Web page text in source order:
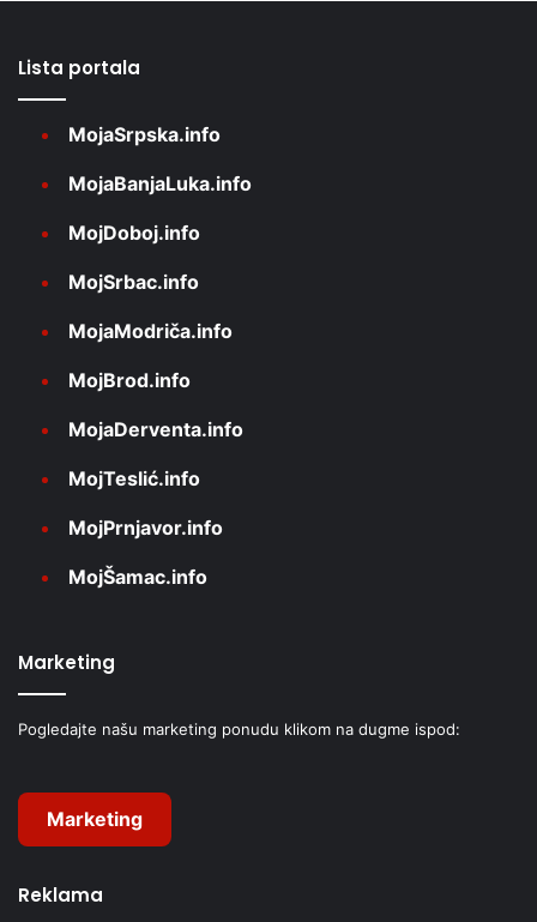
Lista portala
MojaSrpska.info
MojaBanjaLuka.info
MojDoboj.info
MojSrbac.info
MojaModriča.info
MojBrod.info
MojaDerventa.info
MojTeslić.info
MojPrnjavor.info
MojŠamac.info
Marketing
Pogledajte našu marketing ponudu klikom na dugme ispod:
Marketing
Reklama